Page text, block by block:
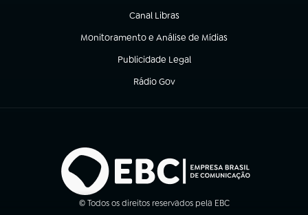
Canal Libras
(abre em nova aba)
Monitoramento e Análise de Mídias
(abre em nova aba)
Publicidade Legal
(abre em nova aba)
Rádio Gov
(abre em nova aba)
© Todos os direitos reservados pela EBC